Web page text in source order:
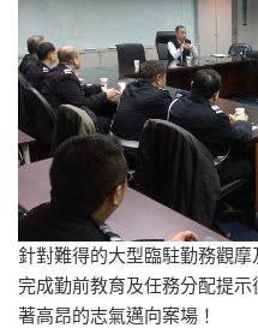
針對難得的大型臨駐勤務觀
完成勤前教育及任務分配提
著高昂的志氣邁向案場！